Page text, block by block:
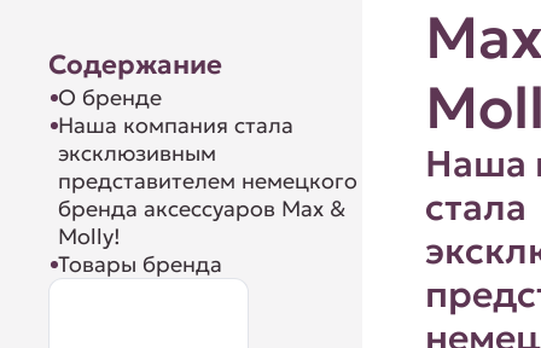
Содержание
О бренде
Наша компания стала
эксклюзивным
представителем немецкого
бренда аксессуаров Max &
Molly!
Товары бренда
Наша
стала